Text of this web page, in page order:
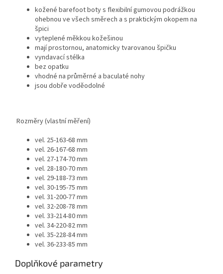
kožené barefoot boty s flexibilní gumovou podrážkou
ohebnou ve všech směrech a s praktickým okopem na
špici
vyteplené měkkou kožešinou
mají prostornou, anatomicky tvarovanou špičku
vyndavací stélka
bez opatku
vhodné na průměrné a baculaté nohy
jsou dobře voděodolné
Rozměry (vlastní měření)
vel. 25-163-68 mm
vel. 26-167-68 mm
vel. 27-174-70 mm
vel. 28-180-70 mm
vel. 29-188-73 mm
vel. 30-195-75 mm
vel. 31-200-77 mm
vel. 32-208-78 mm
vel. 33-214-80 mm
vel. 34-220-82 mm
vel. 35-228-84 mm
vel. 36-233-85 mm
Doplňkové parametry